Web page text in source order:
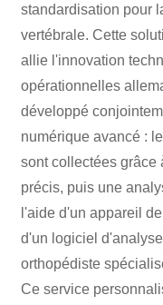
standardisation pour
vertébrale. Cette
allie l'innovation
opérationnelles
développé
numérique avancé :
sont collectées grâce
précis, puis une
l'aide d'un appareil
d'un logiciel
orthopédiste
Ce service